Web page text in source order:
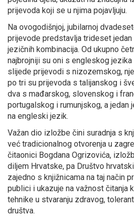
prijevoda koji se u njima pojavljuju.
Na ovogodišnjoj, jubilarnoj
prijevode predstavlja trideset
jezičnih kombinacija. Od ukupno
najbrojniji su oni s engleskog
slijede prijevodi s nizozemskog,
po tri su prijevoda s talijanskog i
dva s mađarskog, slovenskog i
portugalskog i rumunjskog, a jedan
na engleski jezik.
Važan dio izložbe čini suradnja s
već tradicionalnog otvorenja u
čitaonici Bogdana Ogrizovića,
diljem Hrvatske, pa Društvo
zajedno s knjižnicama na taj način
publici i ukazuje na važnost čitanja
tehnike u stvaranju zdravog,
društva.